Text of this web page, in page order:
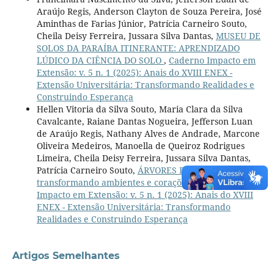
Araújo Regis, Anderson Clayton de Souza Pereira, José
Aminthas de Farias Júnior, Patrícia Carneiro Souto,
Cheila Deisy Ferreira, Jussara Silva Dantas, MUSEU DE
SOLOS DA PARAÍBA ITINERANTE: APRENDIZADO
LÚDICO DA CIÊNCIA DO SOLO , Caderno Impacto em
Extensão: v. 5 n. 1 (2025): Anais do XVIII ENEX -
Extensão Universitária: Transformando Realidades e
Construindo Esperança
Hellen Vitoria da Silva Souto, Maria Clara da Silva
Cavalcante, Raiane Dantas Nogueira, Jefferson Luan
de Araújo Regis, Nathany Alves de Andrade, Marcone
Oliveira Medeiros, Manoella de Queiroz Rodrigues
Limeira, Cheila Deisy Ferreira, Jussara Silva Dantas,
Patrícia Carneiro Souto, ÁRVORES DA VIDA:
transformando ambientes e corações,Caderno
Impacto em Extensão: v. 5 n. 1 (2025): Anais do XVIII
ENEX - Extensão Universitária: Transformando
Realidades e Construindo Esperança
Artigos Semelhantes